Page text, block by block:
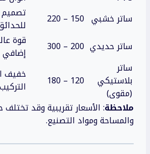
ساتر خشبي 150 – 220
ساتر حديدي 200 – 300
قوة
إضافي
ساتر
بلاستيكي
(مقوى)
120 – 180
خفيف
ملاحظة: الأسعار تقريبية وقد
والمساحة ومواد التصنيع.